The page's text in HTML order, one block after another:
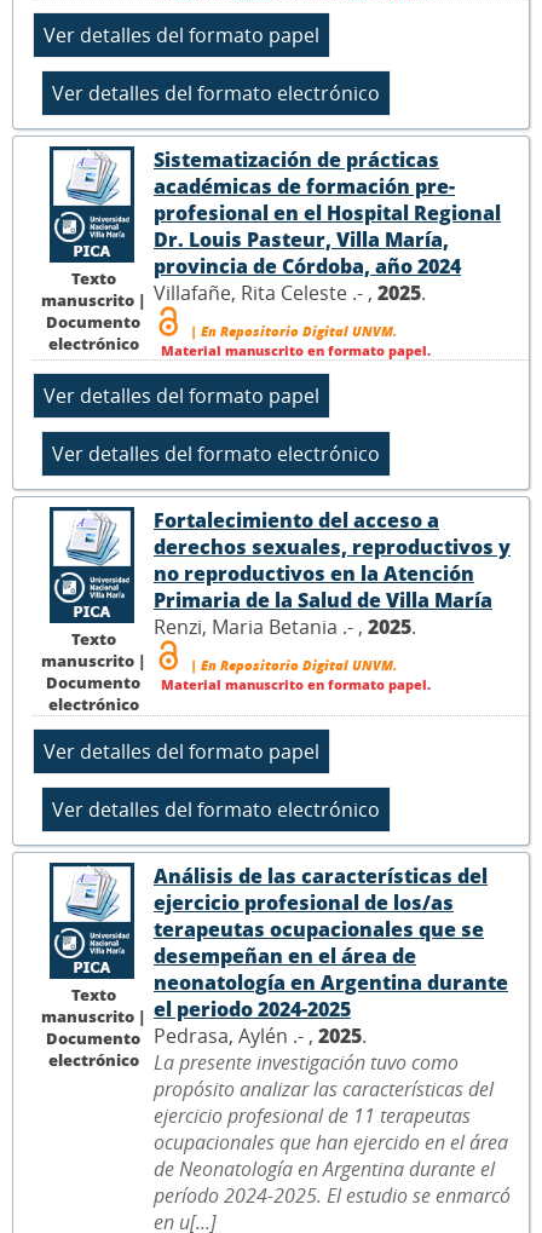
Texto
manuscrito |
Documento
electrónico
Sistematización de prácticas
académicas de formación pre-
profesional en el Hospital Regional
Dr. Louis Pasteur, Villa María,
provincia de Córdoba, año 2024
Villafañe, Rita Celeste .- , 2025.
| En Repositorio Digital UNVM.
Material manuscrito en formato papel.
Texto
manuscrito |
Documento
electrónico
Fortalecimiento del acceso a
derechos sexuales, reproductivos y
no reproductivos en la Atención
Primaria de la Salud de Villa María
Renzi, Maria Betania .- , 2025.
| En Repositorio Digital UNVM.
Material manuscrito en formato papel.
Texto
manuscrito |
Documento
electrónico
Análisis de las características del
ejercicio profesional de los/as
terapeutas ocupacionales que se
desempeñan en el área de
neonatología en Argentina durante
el periodo 2024-2025
Pedrasa, Aylén .- , 2025.
La presente investigación tuvo como
propósito analizar las características del
ejercicio profesional de 11 terapeutas
ocupacionales que han ejercido en el área
de Neonatología en Argentina durante el
período 2024-2025. El estudio se enmarcó
en u[...]